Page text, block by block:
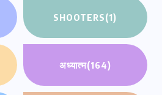
SHOOTERS(1)
अध्यात्म(164)